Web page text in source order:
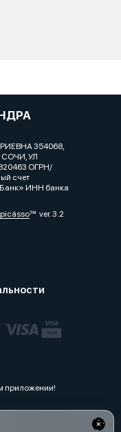
354068,
УЛ
ОГРН/
счет
ИНН банка
ver. 3.2
приложении!